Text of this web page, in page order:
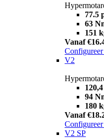
77.5
63
151
Vanaf
Configureer
V2
94
180
Vanaf
Configureer
V2 SP